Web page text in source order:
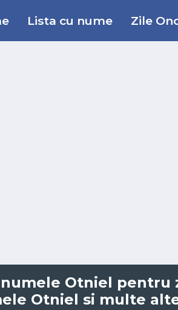
Lista cu nume Zile
Otniel pentru
Otniel si multe